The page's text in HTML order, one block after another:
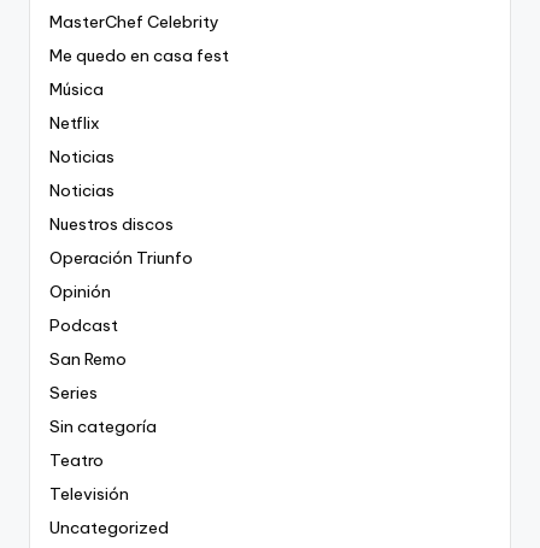
MasterChef Celebrity
Me quedo en casa fest
Música
Netflix
Noticias
Noticias
Nuestros discos
Operación Triunfo
Opinión
Podcast
San Remo
Series
Sin categoría
Teatro
Televisión
Uncategorized